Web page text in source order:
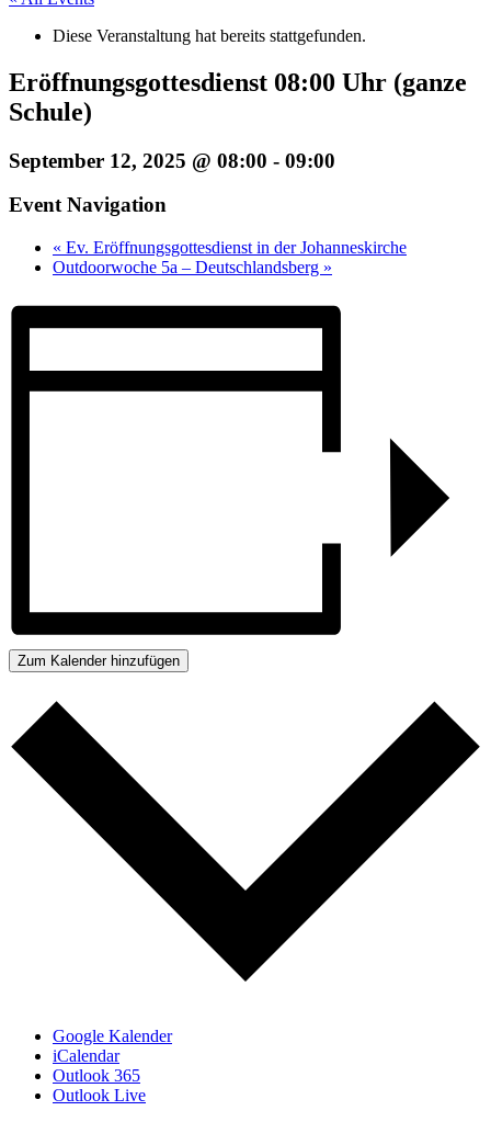
Diese Veranstaltung hat bereits stattgefunden.
Eröffnungsgottesdienst 08:00 Uhr (ganze
Schule)
September 12, 2025 @ 08:00 - 09:00
Event Navigation
« Ev. Eröffnungsgottesdienst in der Johanneskirche
Outdoorwoche 5a – Deutschlandsberg »
Zum Kalender hinzufügen
Google Kalender
iCalendar
Outlook 365
Outlook Live